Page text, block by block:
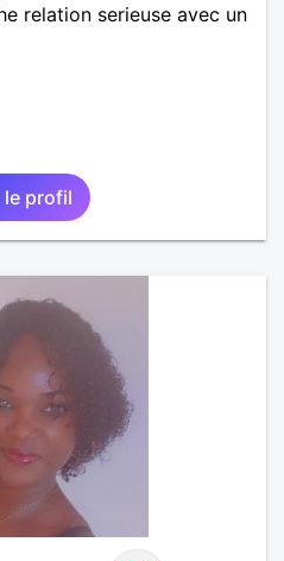
relation serieuse avec un
le profil